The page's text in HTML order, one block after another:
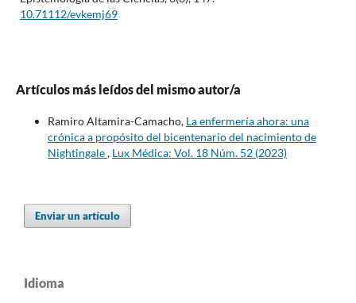
10.71112/evkemj69
Artículos más leídos del mismo autor/a
Ramiro Altamira-Camacho, La enfermería ahora: una
crónica a propósito del bicentenario del nacimiento de
Nightingale, Lux Médica: Vol. 18 Núm. 52 (2023)
Enviar un artículo
Idioma